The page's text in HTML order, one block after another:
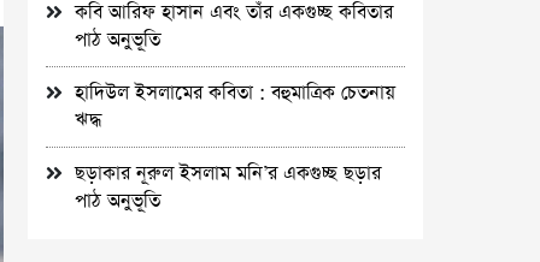
কবি আরিফ হাসান এবং তাঁর একগুচ্ছ কবিতার
পাঠ অনুভূতি
হাদিউল ইসলামের কবিতা : বহুমাত্রিক চেতনায়
ঋদ্ধ
ছড়াকার নূরুল ইসলাম মনি’র একগুচ্ছ ছড়ার
পাঠ অনুভূতি